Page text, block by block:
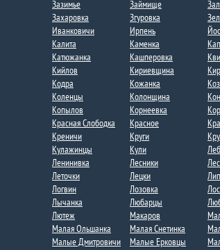
Зазимье​
Займище
Захаровка
Згуровка
Иванковичи
Ирпень
Калита
Каменка
Катюжанка
Кашперовка
Кийлов
Кириевщина
Кодра
Кожанка
Коленцы
Колонщина
Копылов
Корнеевка
Красная Слободка​
Красное
Креничи
Круги
Кулажинцы
Кули
Ленинивка
Лесники
Леточки
Лецки
Логвин
Лозовка
Лычанка​
Любарцы
Лютеж
Макаров
Малая Ольшанка​
Малая Снетинка
Малые Дмитровичи​
Малые Ерковцы